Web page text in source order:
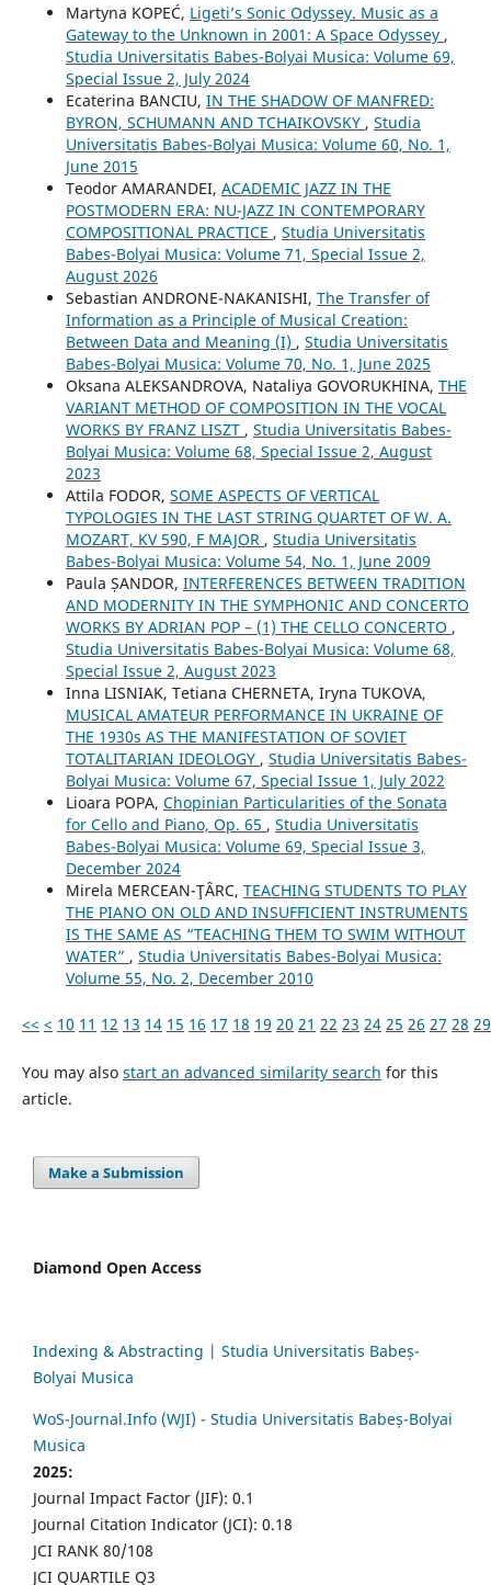
Martyna KOPEĆ, Ligeti’s Sonic Odyssey. Music as a
Gateway to the Unknown in 2001: A Space Odyssey ,
Studia Universitatis Babes-Bolyai Musica: Volume 69,
Special Issue 2, July 2024
Ecaterina BANCIU, IN THE SHADOW OF MANFRED:
BYRON, SCHUMANN AND TCHAIKOVSKY , Studia
Universitatis Babes-Bolyai Musica: Volume 60, No. 1,
June 2015
Teodor AMARANDEI, ACADEMIC JAZZ IN THE
POSTMODERN ERA: NU-JAZZ IN CONTEMPORARY
COMPOSITIONAL PRACTICE , Studia Universitatis
Babes-Bolyai Musica: Volume 71, Special Issue 2,
August 2026
Sebastian ANDRONE-NAKANISHI, The Transfer of
Information as a Principle of Musical Creation:
Between Data and Meaning (I) , Studia Universitatis
Babes-Bolyai Musica: Volume 70, No. 1, June 2025
Oksana ALEKSANDROVA, Nataliya GOVORUKHINA, THE
VARIANT METHOD OF COMPOSITION IN THE VOCAL
WORKS BY FRANZ LISZT , Studia Universitatis Babes-
Bolyai Musica: Volume 68, Special Issue 2, August
2023
Attila FODOR, SOME ASPECTS OF VERTICAL
TYPOLOGIES IN THE LAST STRING QUARTET OF W. A.
MOZART, KV 590, F MAJOR , Studia Universitatis
Babes-Bolyai Musica: Volume 54, No. 1, June 2009
Paula ȘANDOR, INTERFERENCES BETWEEN TRADITION
AND MODERNITY IN THE SYMPHONIC AND CONCERTO
WORKS BY ADRIAN POP – (1) THE CELLO CONCERTO ,
Studia Universitatis Babes-Bolyai Musica: Volume 68,
Special Issue 2, August 2023
Inna LISNIAK, Tetiana CHERNETA, Iryna TUKOVA,
MUSICAL AMATEUR PERFORMANCE IN UKRAINE OF
THE 1930s AS THE MANIFESTATION OF SOVIET
TOTALITARIAN IDEOLOGY , Studia Universitatis Babes-
Bolyai Musica: Volume 67, Special Issue 1, July 2022
Lioara POPA, Chopinian Particularities of the Sonata
for Cello and Piano, Op. 65 , Studia Universitatis
Babes-Bolyai Musica: Volume 69, Special Issue 3,
December 2024
Mirela MERCEAN-ŢÂRC, TEACHING STUDENTS TO PLAY
THE PIANO ON OLD AND INSUFFICIENT INSTRUMENTS
IS THE SAME AS “TEACHING THEM TO SWIM WITHOUT
WATER” , Studia Universitatis Babes-Bolyai Musica:
Volume 55, No. 2, December 2010
<< < 10 11 12 13 14 15 16 17 18 19 20 21 22 23 24 25 26 27 28 29
You may also start an advanced similarity search for this
article.
Make a Submission
Diamond Open Access
Indexing & Abstracting | Studia Universitatis Babeș-
Bolyai Musica
WoS-Journal.Info (WJI) - Studia Universitatis Babeș-Bolyai
Musica
2025:
Journal Impact Factor (JIF): 0.1
Journal Citation Indicator (JCI): 0.18
JCI RANK 80/108
JCI QUARTILE Q3